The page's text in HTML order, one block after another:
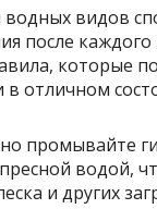
видов
после каждого
которые
отличном
промывайте
водой,
и других